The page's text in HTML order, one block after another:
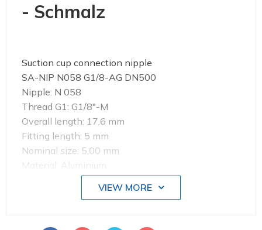
- Schmalz
Suction cup connection nipple
SA-NIP N058 G1/8-AG DN500
Nipple: N 058
Thread G1: G1/8"-M
Overall length: 17.6 mm
Fitting length: 5 mm
Nominal size: 5,00 mm
Material: Aluminium
Spanner size SW2: 5 mm
VIEW MORE